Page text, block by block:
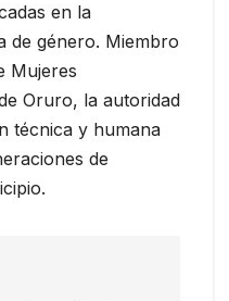
en la
de género. Miembro
Mujeres
Oruro, la autoridad
técnica y humana
de